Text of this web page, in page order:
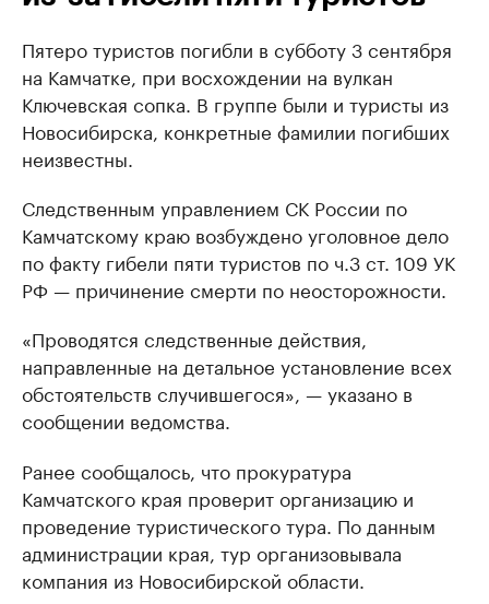
Пятеро туристов погибли в субботу 3 сентября
на Камчатке, при восхождении на вулкан
Ключевская сопка. В группе были и туристы из
Новосибирска, конкретные фамилии погибших
неизвестны.
Следственным управлением СК России по
Камчатскому краю возбуждено уголовное дело
по факту гибели пяти туристов по ч.3 ст. 109 УК
РФ — причинение смерти по неосторожности.
«Проводятся следственные действия,
направленные на детальное установление всех
обстоятельств случившегося», — указано в
сообщении ведомства.
Ранее сообщалось, что прокуратура
Камчатского края проверит организацию и
проведение туристического тура. По данным
администрации края, тур организовывала
компания из Новосибирской области.